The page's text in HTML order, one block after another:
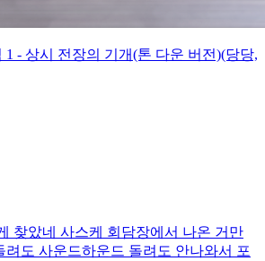
1 - 상시 전장의 기개(톤 다운 버전)(당당,
찾았네 사스케 회담장에서 나온 거만
려도 사운드하운드 돌려도 안나와서 포